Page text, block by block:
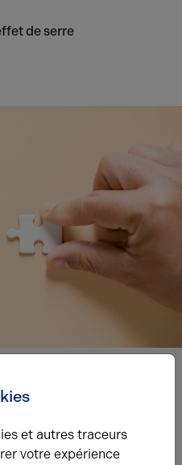
de serre
lire,
et autres traceurs
votre expérience